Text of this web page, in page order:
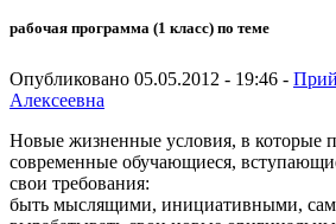
рабочая программа (1 класс) по теме
Опубликовано 05.05.2012 - 19:46 -
Алексеевна
Новые жизненные условия, в которые
современные обучающиеся,
свои требования:
быть мыслящими, инициативными,